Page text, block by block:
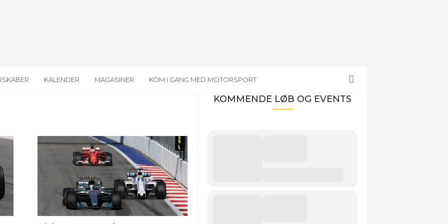
KALENDER MAGASINER KOM I GANG MED MOTORSPORT
KOMMENDE LØB OG EVENTS